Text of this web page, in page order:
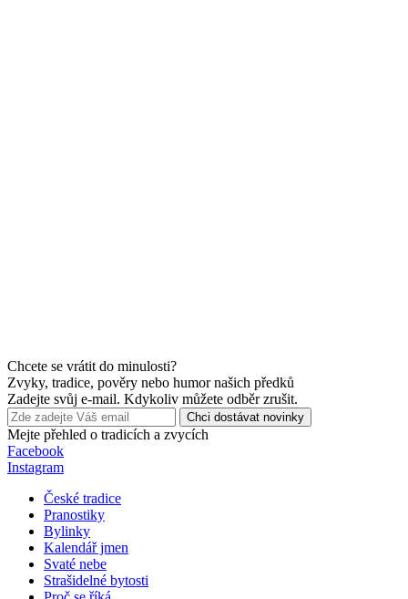
Chcete se vrátit do minulosti?
Zvyky, tradice, pověry nebo humor našich předků
Zadejte svůj e-mail. Kdykoliv můžete odběr zrušit.
Chci dostávat novinky
Mejte přehled o tradicích a zvycích
Facebook
Instagram
České tradice
Pranostiky
Bylinky
Kalendář jmen
Svaté nebe
Strašidelné bytosti